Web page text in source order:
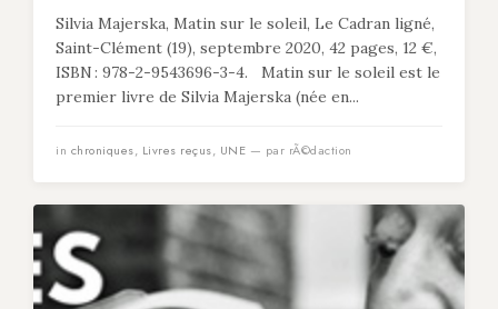
Silvia Majerska, Matin sur le soleil, Le Cadran ligné,
Saint-Clément (19), septembre 2020, 42 pages, 12 €,
ISBN : 978-2-9543696-3-4. Matin sur le soleil est le
premier livre de Silvia Majerska (née en...
in chroniques, Livres reçus, UNE — par rÃ©daction